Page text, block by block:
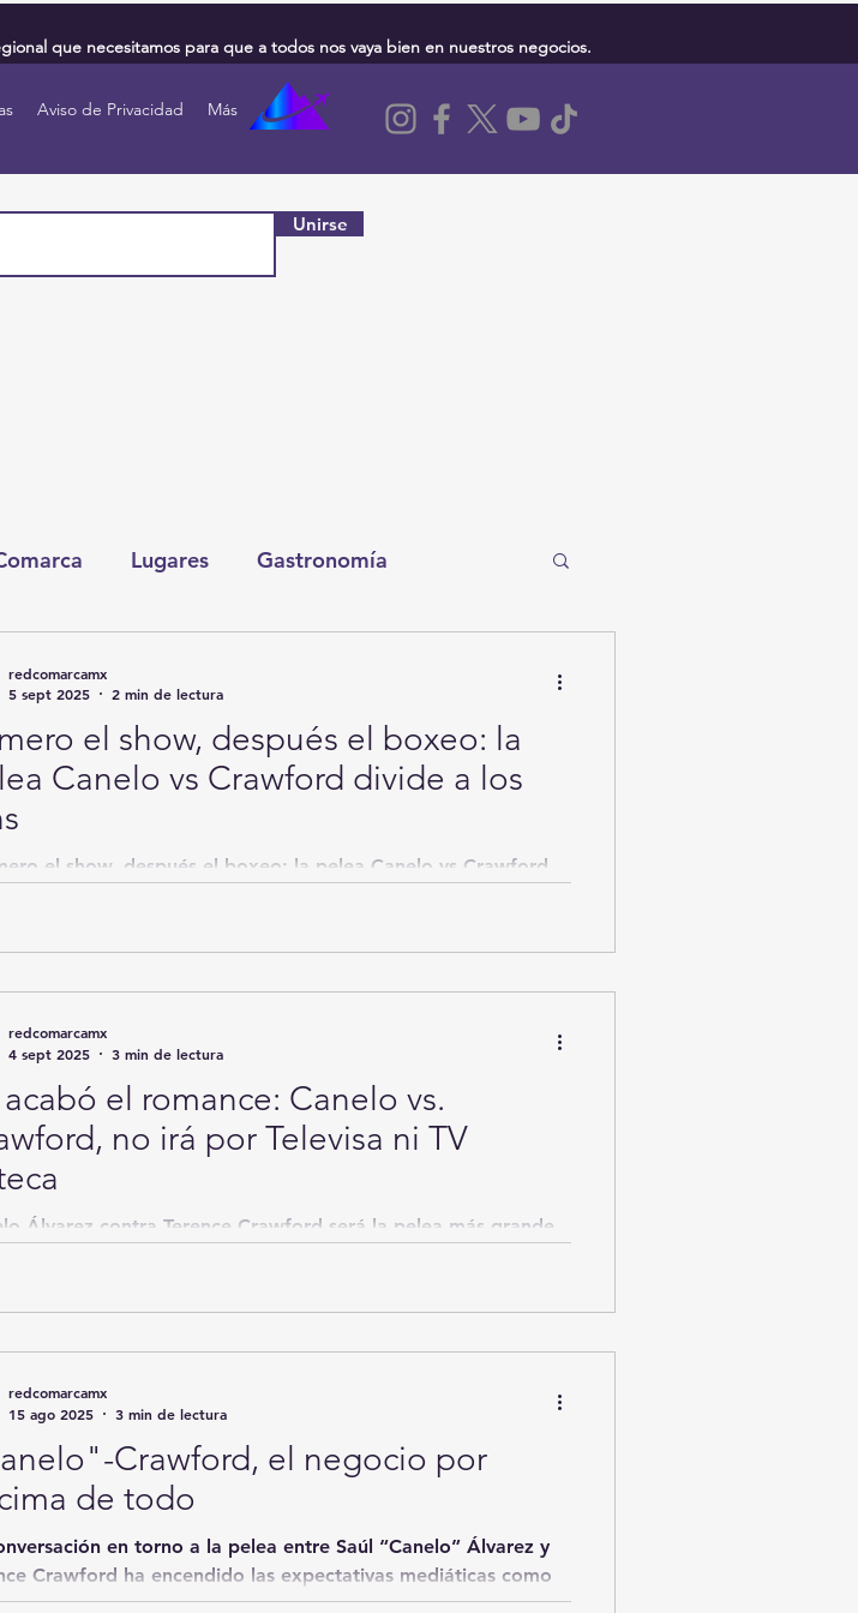
que necesitamos para que a todos nos vaya bien en nuestros negocios.
Aviso de Privacidad Más
Unirse
Lugares Gastronomía
Internacionales Tecnología
el show, después el boxeo: la
Canelo vs Crawford divide a los
el show, después el boxeo: la pelea Canelo vs Crawford
redcomarcamx
5 sept 2025
2 min de lectura
acabó el romance: Canelo vs.
no irá por Televisa ni TV
Álvarez contra Terence Crawford será la pelea más grande
redcomarcamx
4 sept 2025
3 min de lectura
Crawford, el negocio por
de todo
en torno a la pelea entre Saúl “Canelo” Álvarez y
Crawford ha encendido las expectativas mediáticas como
redcomarcamx
15 ago 2025
3 min de lectura